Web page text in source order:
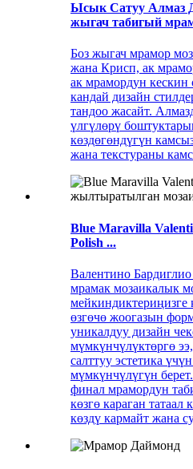
Ысык Сатуу Алмаз
жыгач табигый
Боз жыгач мрамор
жана Крисп, ак
ак мрамордун
кандай дизайн
тандоо жасайт.
үлгүлөрү
көздөгөндүгүн
жана текстураны
Blue Maravilla
Polish ...
Валентино
мрамак мозаикалык
өзгөчө жоогазын
уникалдуу дизайн
мүмкүнчүлүктөргө
салттуу эстетика
мүмкүнчүлүгүн
финал мрамордун
көзгө караган татаал
көздү кармайт жана